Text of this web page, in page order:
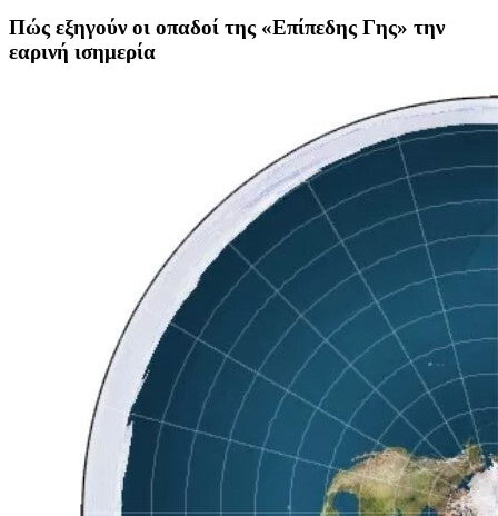
Πώς εξηγούν οι οπαδοί της «Επίπεδης Γης» την
εαρινή ισημερία